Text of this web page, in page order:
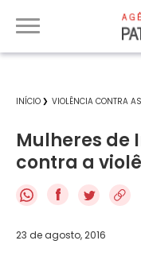
INÍCIO VIOLÊNCIA CONTRA
Mulheres de
contra a
f
23 de agosto, 2016